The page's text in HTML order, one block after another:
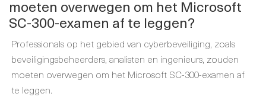
moeten overwegen om het Microsoft
SC-300-examen af te leggen?
Professionals op het gebied van cyberbeveiliging, zoals
beveiligingsbeheerders, analisten en ingenieurs, zouden
moeten overwegen om het Microsoft SC-300-examen af
te leggen.